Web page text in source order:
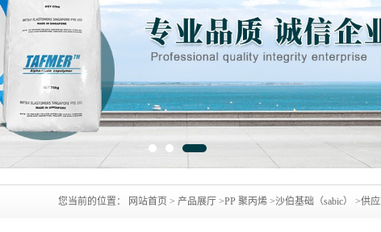
您当前的位置： 网站首页 > 产品展厅 >PP 聚丙烯 >沙伯基础（sabic） >供